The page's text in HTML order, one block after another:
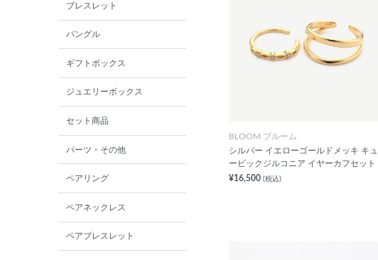
ブレスレット
バングル
ギフトボックス
ジュエリーボックス
セット商品
パーツ・その他
ペアリング
ペアネックレス
ペアブレスレット
BLOOM ブルーム
シルバー イエローゴールドメッキ キュ
ービックジルコニア イヤーカフセット
¥16,500 (税込)